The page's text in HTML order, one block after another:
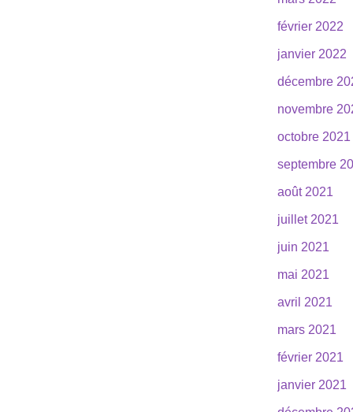
février 2022
janvier 2022
décembre
novembre
octobre 2021
septembre
août 2021
juillet 2021
juin 2021
mai 2021
avril 2021
mars 2021
février 2021
janvier 2021